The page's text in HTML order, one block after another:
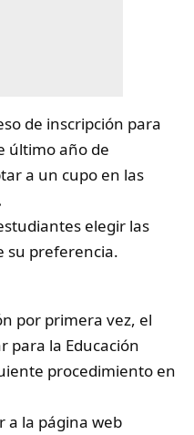
de inscripción para
último año de
a un cupo en las
elegir las
su preferencia.
por primera vez, el
para la Educación
procedimiento en
a la página web